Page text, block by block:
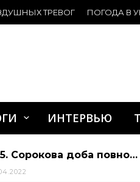
ТРЕВОГ ПОГОДА В
ИНТЕРВЬЮ
8:15. Сорокова доба повномасштабної війни. Вночі окупанти обстріляли декілька … | Дніпропетровська обласна рада